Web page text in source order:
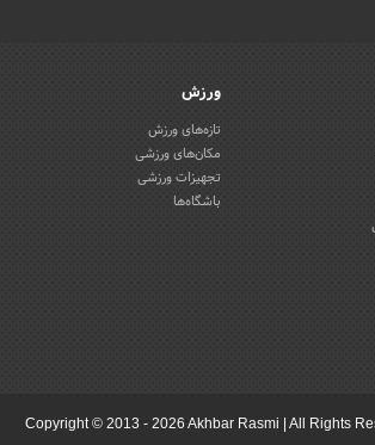
ورزش
تازه‌های ورزش
مکان‌های ورزشی
تجهیزات ورزشی
باشگاه‌ها
Copyright © 2013 - 2026 Akhbar Rasmi All Rights